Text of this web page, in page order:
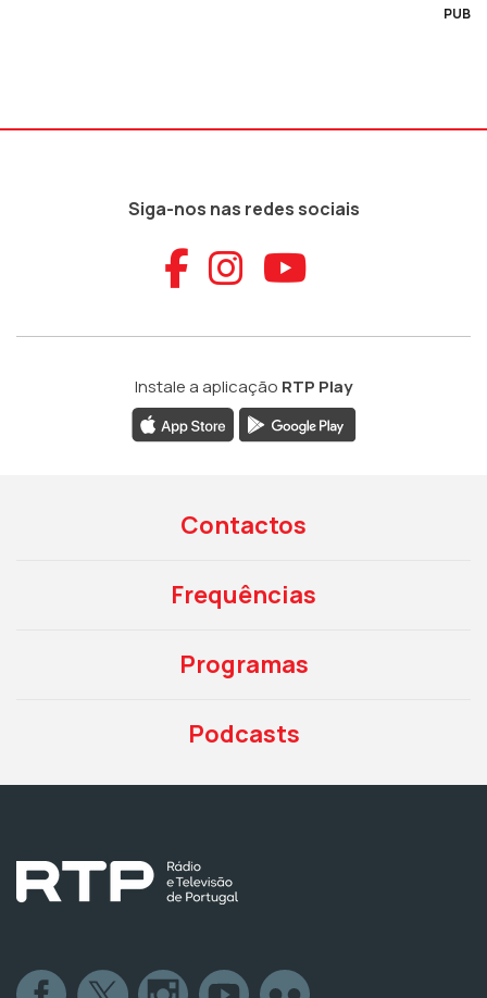
PUB
Siga-nos nas redes sociais
Aceder ao
Aceder ao
Aceder
Instale a aplicação RTP Play
Contactos
Frequências
Programas
Podcasts